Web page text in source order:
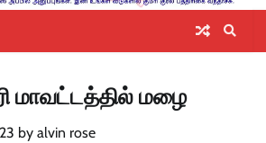
மாவட்டத்தில் மழை
by alvin rose